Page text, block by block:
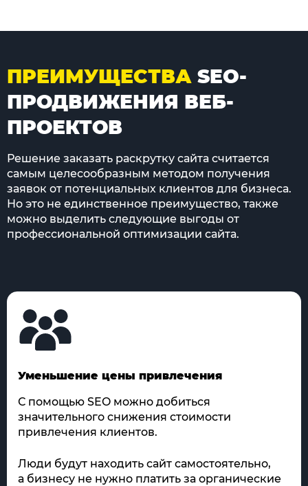
ПРЕИМУЩЕСТВА SEO-
ПРОДВИЖЕНИЯ ВЕБ-
ПРОЕКТОВ
Решение заказать раскрутку сайта считается
самым целесообразным методом получения
заявок от потенциальных клиентов для бизнеса.
Но это не единственное преимущество, также
можно выделить следующие выгоды от
профессиональной оптимизации сайта.
Уменьшение цены привлечения
С помощью SEO можно добиться
значительного снижения стоимости
привлечения клиентов.
Люди будут находить сайт самостоятельно,
а бизнесу не нужно платить за органические